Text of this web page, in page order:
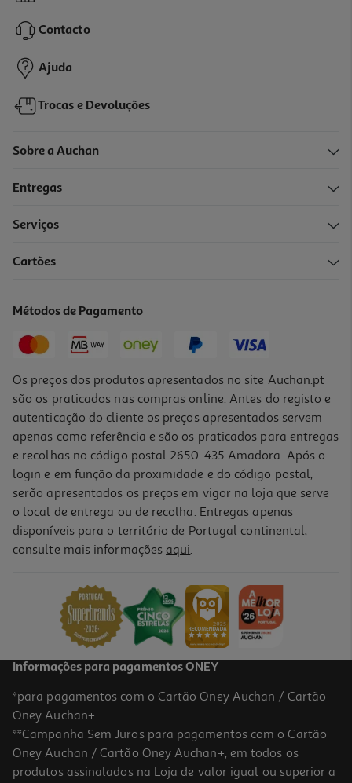
9,99 €
Vinho Branco Palma Setúbal 0.75l
-29%
Contacto
Ajuda
Trocas e Devoluções
Sobre a Auchan
Entregas
Serviços
Cartões
Métodos de Pagamento
Os preços dos produtos apresentados no site Auchan.pt
são os praticados nas compras online. Antes do registo e
autenticação do cliente os preços apresentados servem
apenas como referência e são os praticados para entregas
e recolhas no código postal 2650-435 Amadora. Após o
login e em função da proximidade e do código postal,
serão apresentados os preços em vigor na loja que serve
o local de entrega ou de recolha. Entregas apenas
disponíveis para o território de Portugal continental,
consulte mais informações aqui.
Informações para pagamentos ONEY
*para pagamentos com o Cartão Oney Auchan / Cartão
Oney Auchan+.
**Campanha Sem Juros para pagamentos com o Cartão
Oney Auchan / Cartão Oney Auchan+, em todos os
produtos assinalados na Loja de valor igual ou superior a